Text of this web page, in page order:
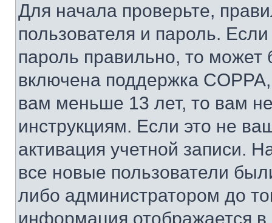
Для начала проверьте,
пользователя и пароль.
пароль правильно, то может
включена поддержка
вам меньше 13 лет, то вам
инструкциям. Если это не
активация учетной записи.
все новые пользователи
либо администратором до
информация отображается